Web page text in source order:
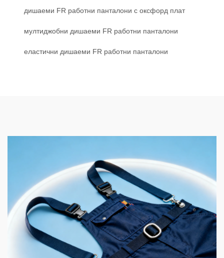
дишаеми FR работни панталони с оксфорд плат
мултиджобни дишаеми FR работни панталони
еластични дишаеми FR работни панталони